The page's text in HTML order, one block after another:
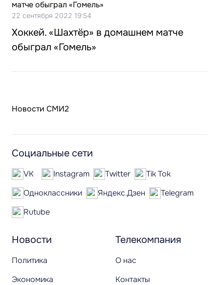
22 сентября 2022 19:54
Хоккей. «Шахтёр» в домашнем матче
обыграл «Гомель»
Новости СМИ2
Новости
Политика
Экономика
Телекомпания
О нас
Контакты
Социальные сети
VK Instagram Twitter
Tik Tok
Одноклассники
Яндекс.Дзен
Telegram
Rutube